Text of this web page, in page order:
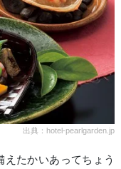
出典：hotel-pearlgarden.jp
たかいあってちょう